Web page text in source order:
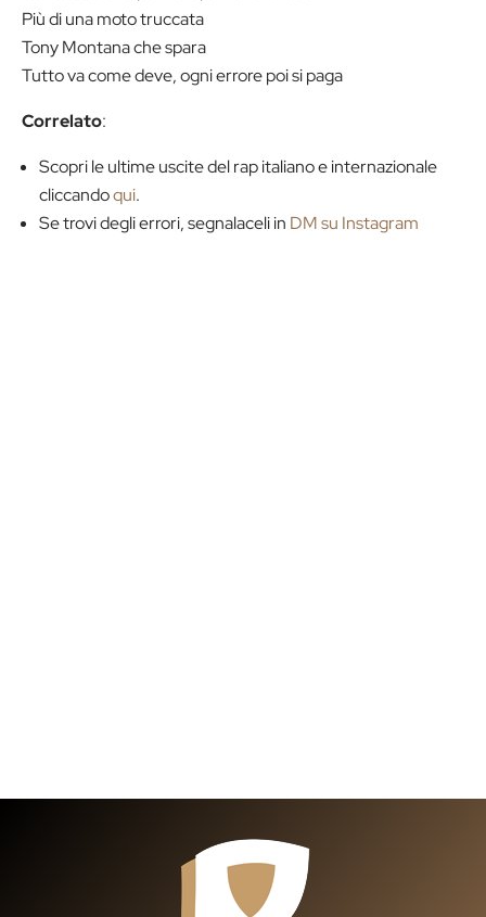
Più di una moto truccata
Tony Montana che spara
Tutto va come deve, ogni errore poi si paga
Correlato:
Scopri le ultime uscite del rap italiano e internazionale
cliccandoqui.
Se trovi degli errori, segnalaceli in DM su Instagram